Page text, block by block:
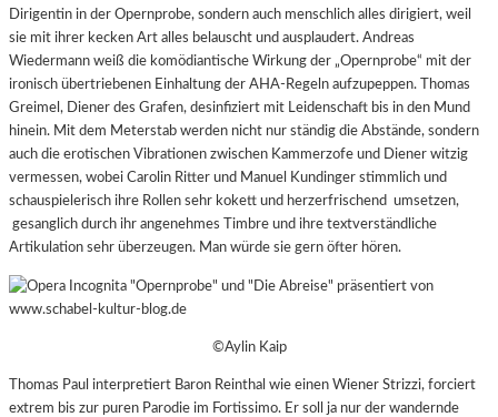
Dirigentin in der Opernprobe, sondern auch menschlich alles dirigiert, weil
sie mit ihrer kecken Art alles belauscht und ausplaudert. Andreas
Wiedermann weiß die komödiantische Wirkung der „Opernprobe“ mit der
ironisch übertriebenen Einhaltung der AHA-Regeln aufzupeppen. Thomas
Greimel, Diener des Grafen, desinfiziert mit Leidenschaft bis in den Mund
hinein. Mit dem Meterstab werden nicht nur ständig die Abstände, sondern
auch die erotischen Vibrationen zwischen Kammerzofe und Diener witzig
vermessen, wobei Carolin Ritter und Manuel Kundinger stimmlich und
schauspielerisch ihre Rollen sehr kokett und herzerfrischend umsetzen,
gesanglich durch ihr angenehmes Timbre und ihre textverständliche
Artikulation sehr überzeugen. Man würde sie gern öfter hören.
©Aylin Kaip
Thomas Paul interpretiert Baron Reinthal wie einen Wiener Strizzi, forciert
extrem bis zur puren Parodie im Fortissimo. Er soll ja nur der wandernde